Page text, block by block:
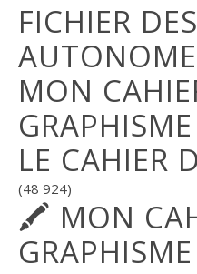
FICHIER
MON
LE CAHIER
(48 924)
🖍 MON